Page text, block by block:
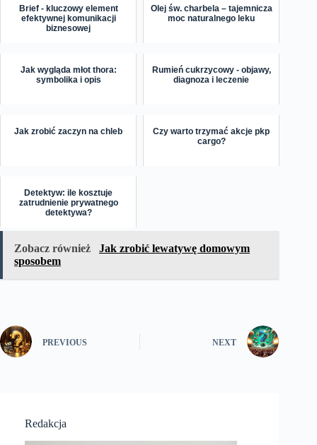
Brief - kluczowy element
efektywnej komunikacji
biznesowej
Olej św. charbela – tajemnicza
moc naturalnego leku
Jak wygląda młot thora:
symbolika i opis
Rumień cukrzycowy - objawy,
diagnoza i leczenie
Jak zrobić zaczyn na chleb
Czy warto trzymać akcje pkp
cargo?
Detektyw: ile kosztuje
zatrudnienie prywatnego
detektywa?
Zobacz również
Jak zrobić lewatywę domowym
sposobem
PREVIOUS NEXT
Redakcja